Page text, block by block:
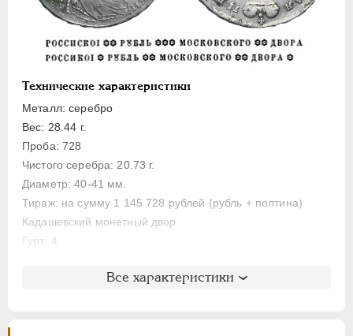
Технические характеристики
Металл: серебро
Вес: 28.44 г.
Проба: 728
Чистого серебра: 20.73 г.
Диаметр: 40-41 мм.
Тираж: на сумму 1 145 728 рублей (рубль + полтина)
Кадашевский монетный двор
Гурт: 4
Литература и редкостьВсе характеристики
ИОАНН АНТОНОВИЧ
1740-1741
ЕЛИЗАВЕТА
1741-1762
ПЕТР III 1762-1762
ЕКАТЕРИНА II
ПАВЕЛ I
1796-1801
АЛЕКСАНДР I
НИКОЛАЙ I
АЛЕКСАНДР II 1855-1881
АЛЕКСАНДР III 1881-1894
НИКОЛАЙ II
1894-1917
ВРЕМЕННОЕ ПРАВ.